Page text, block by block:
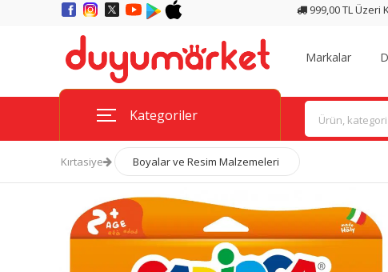
999,00 TL Üzeri
Markalar
Kategoriler
Kırtasiye Boyalar ve Resim Malzemeleri